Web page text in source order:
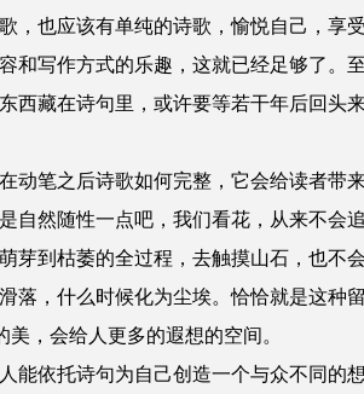
，也应该有单纯的诗歌，愉悦自己，享
和写作方式的乐趣，这就已经足够了。
西藏在诗句里，或许要等若干年后回头
动笔之后诗歌如何完整，它会给读者带
自然随性一点吧，我们看花，从来不会
芽到枯萎的全过程，去触摸山石，也不
落，什么时候化为尘埃。恰恰就是这种
美，会给人更多的遐想的空间。
能依托诗句为自己创造一个与众不同的